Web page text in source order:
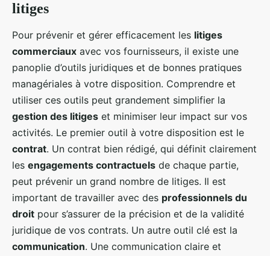
litiges
Pour prévenir et gérer efficacement les litiges
commerciaux avec vos fournisseurs, il existe une
panoplie d’outils juridiques et de bonnes pratiques
managériales à votre disposition. Comprendre et
utiliser ces outils peut grandement simplifier la
gestion des litiges et minimiser leur impact sur vos
activités. Le premier outil à votre disposition est le
contrat. Un contrat bien rédigé, qui définit clairement
les engagements contractuels de chaque partie,
peut prévenir un grand nombre de litiges. Il est
important de travailler avec des professionnels du
droit pour s’assurer de la précision et de la validité
juridique de vos contrats. Un autre outil clé est la
communication. Une communication claire et